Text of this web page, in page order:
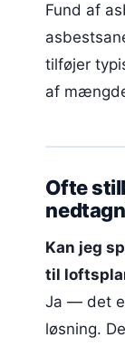
Fund af
tilføjer
af
Ofte
Kan jeg
til
Ja — det
løsning.